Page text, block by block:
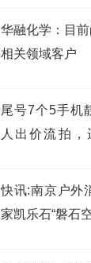
华融化学：目
相关领域客户
尾号7个5手机
人出价流拍
快讯:南京户外
家凯乐石“磐石